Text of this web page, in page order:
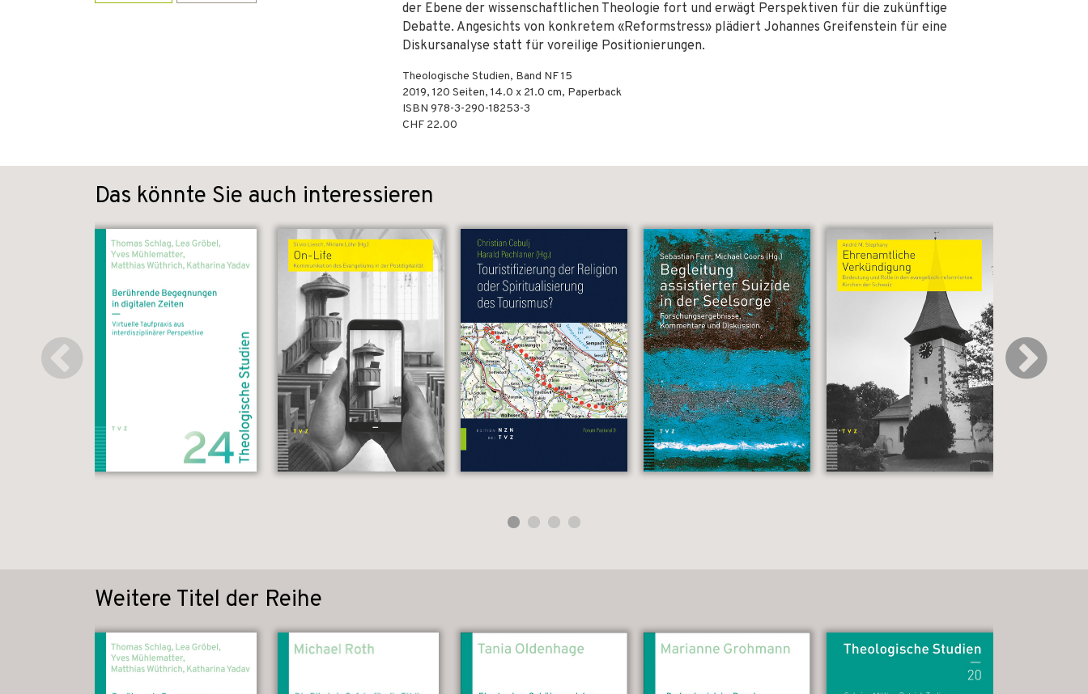
der Ebene der wissenschaftlichen Theologie fort und erwägt Perspektiven für die zukünftige
Debatte. Angesichts von konkretem «Reformstress» plädiert Johannes Greifenstein für eine
Diskursanalyse statt für voreilige Positionierungen.
Theologische Studien, Band NF 15
2019, 120 Seiten, 14.0 x 21.0 cm, Paperback
ISBN 978-3-290-18253-3
CHF 22.00
Das könnte Sie auch interessieren
Weitere Titel der Reihe